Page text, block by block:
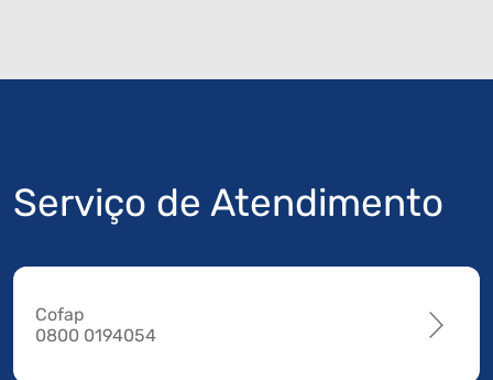
Serviço de Atendimento
Cofap
0800 0194054